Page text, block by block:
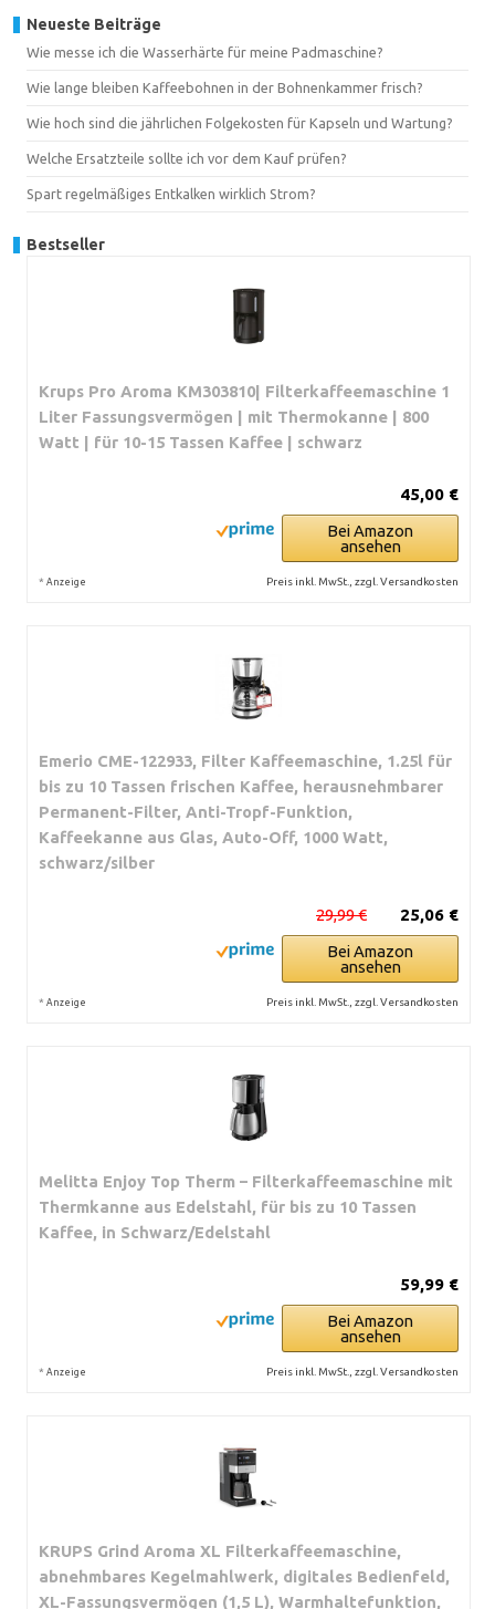
Neueste Beiträge
Wie messe ich die Wasserhärte für meine Padmaschine?
Wie lange bleiben Kaffeebohnen in der Bohnenkammer frisch?
Wie hoch sind die jährlichen Folgekosten für Kapseln und Wartung?
Welche Ersatzteile sollte ich vor dem Kauf prüfen?
Spart regelmäßiges Entkalken wirklich Strom?
Bestseller
Krups Pro Aroma KM303810| Filterkaffeemaschine 1
Liter Fassungsvermögen | mit Thermokanne | 800
Watt | für 10-15 Tassen Kaffee | schwarz
45,00 €
Bei Amazon
ansehen
* Anzeige Preis inkl. MwSt., zzgl. Versandkosten
Emerio CME-122933, Filter Kaffeemaschine, 1.25l für
bis zu 10 Tassen frischen Kaffee, herausnehmbarer
Permanent-Filter, Anti-Tropf-Funktion,
Kaffeekanne aus Glas, Auto-Off, 1000 Watt,
schwarz/silber
25,06 €
29,99 €
Bei Amazon
ansehen
* Anzeige Preis inkl. MwSt., zzgl. Versandkosten
Melitta Enjoy Top Therm – Filterkaffeemaschine mit
Thermkanne aus Edelstahl, für bis zu 10 Tassen
Kaffee, in Schwarz/Edelstahl
59,99 €
Bei Amazon
ansehen
* Anzeige Preis inkl. MwSt., zzgl. Versandkosten
KRUPS Grind Aroma XL Filterkaffeemaschine,
abnehmbares Kegelmahlwerk, digitales Bedienfeld,
XL-Fassungsvermögen (1,5 L), Warmhaltefunktion,